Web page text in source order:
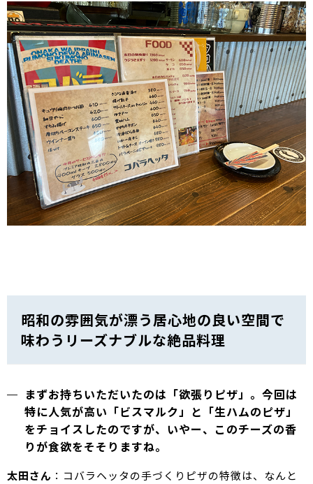
昭和の雰囲気が漂う居心地の良い空間で
味わうリーズナブルな絶品料理
まずお持ちいただいたのは「欲張りピザ」。今回は
特に人気が高い「ビスマルク」と「生ハムのピザ」
をチョイスしたのですが、いやー、このチーズの香
りが食欲をそそりますね。
太田さん ：コバラヘッタの手づくりピザの特徴は、なんと